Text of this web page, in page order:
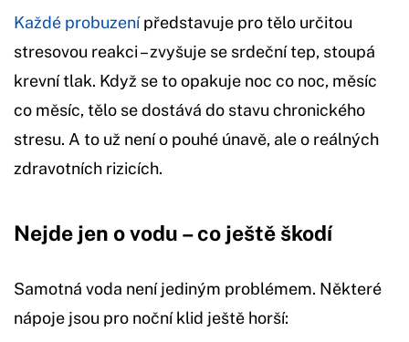
Každé probuzenípředstavuje pro tělo určitou
stresovou reakci – zvyšuje se srdeční tep, stoupá
krevní tlak. Když se to opakuje noc co noc, měsíc
co měsíc, tělo se dostává do stavu chronického
stresu. A to už není o pouhé únavě, ale o reálných
zdravotních rizicích.
Nejde jen o vodu – co ještě škodí
Samotná voda není jediným problémem. Některé
nápoje jsou pro noční klid ještě horší: